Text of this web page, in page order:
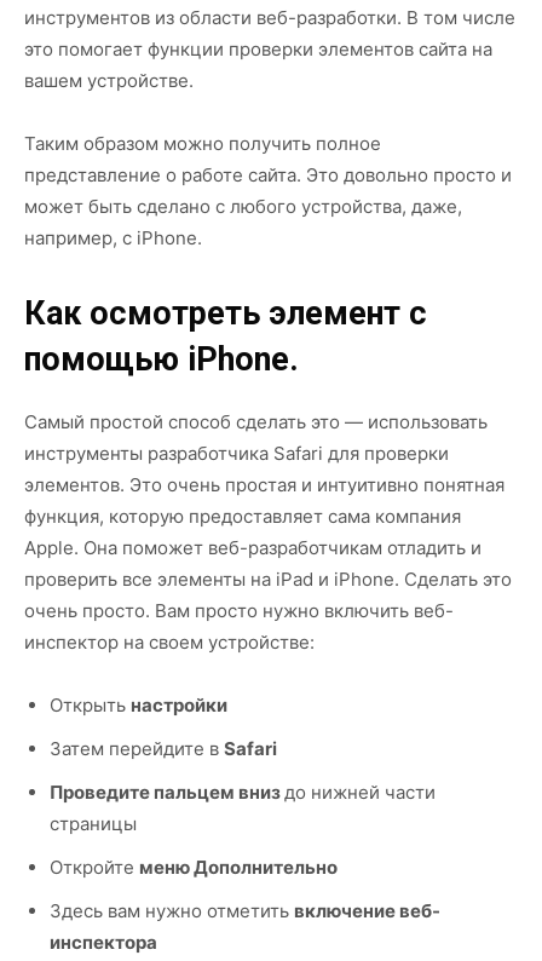
инструментов из области веб-разработки. В том числе
это помогает функции проверки элементов сайта на
вашем устройстве.
Таким образом можно получить полное
представление о работе сайта. Это довольно просто и
может быть сделано с любого устройства, даже,
например, с iPhone.
Как осмотреть элемент с
помощью iPhone.
Самый простой способ сделать это — использовать
инструменты разработчика Safari для проверки
элементов. Это очень простая и интуитивно понятная
функция, которую предоставляет сама компания
Apple. Она поможет веб-разработчикам отладить и
проверить все элементы на iPad и iPhone. Сделать это
очень просто. Вам просто нужно включить веб-
инспектор на своем устройстве:
Открыть настройки
Затем перейдите в Safari
Проведите пальцем вниздо нижней части
страницы
Откройте меню Дополнительно
Здесь вам нужно отметить включение веб-
инспектора